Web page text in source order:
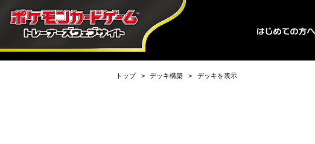
トップ デッキ構築 デッキを表示